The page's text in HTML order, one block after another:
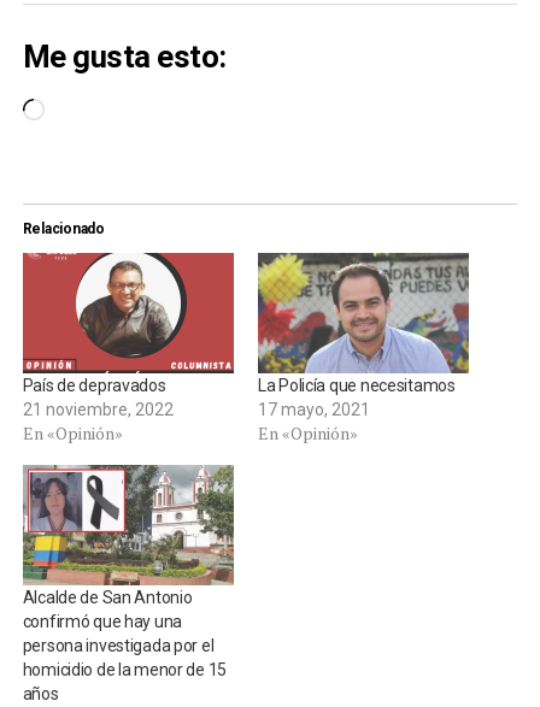
Me gusta esto:
Cargando...
Relacionado
País de depravados
21 noviembre, 2022
En «Opinión»
La Policía que necesitamos
17 mayo, 2021
En «Opinión»
Alcalde de San Antonio
confirmó que hay una
persona investigada por el
homicidio de la menor de 15
años